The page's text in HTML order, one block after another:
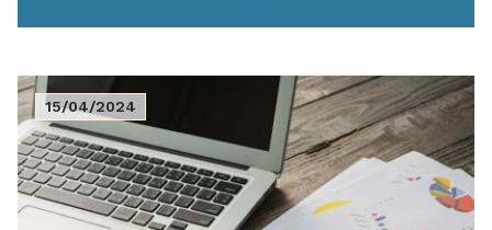
15/04/2024